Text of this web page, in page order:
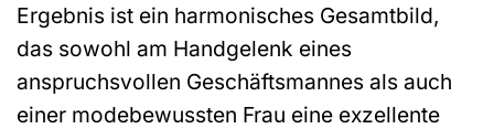
Ergebnis ist ein harmonisches Gesamtbild,
das sowohl am Handgelenk eines
anspruchsvollen Geschäftsmannes als auch
einer modebewussten Frau eine exzellente